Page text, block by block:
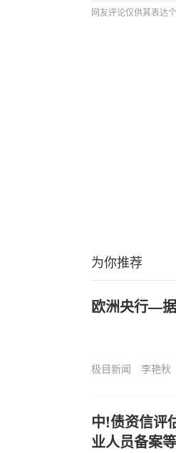
网友评论仅供其表达
为你推荐
欧洲央行—
极目新闻 李艳秋
中!债资信评
业人员备案等